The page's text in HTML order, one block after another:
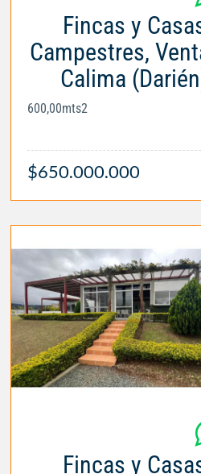
Fincas y
Campestres,
Calima
600,00mts2
$650.000.000
Fincas y